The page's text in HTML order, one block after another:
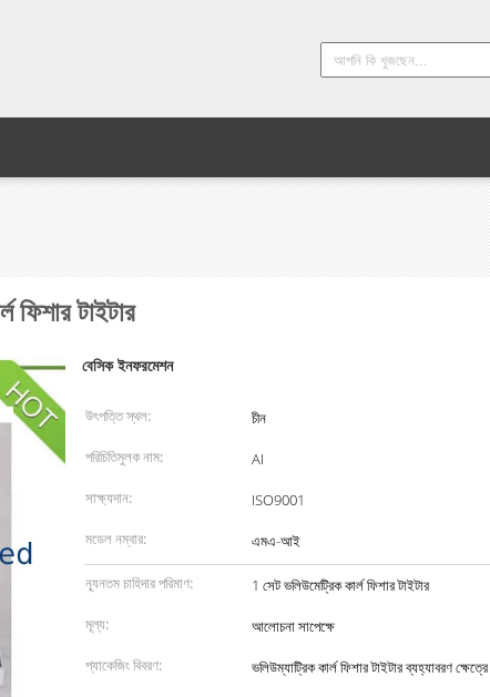
টাইটার
বেসিক ইনফরমেশন
উৎপত্তি স্থল:
চীন
পরিচিতিমুলক নাম:
AI
সাক্ষ্যদান:
ISO9001
মডেল নম্বার:
এমএ-আই
ন্যূনতম চাহিদার পরিমাণ:
1 সেট ভলিউমেট্রিক কার্ল ফিশার টাইটার
মূল্য:
আলোচনা সাপেক্ষে
প্যাকেজিং বিবরণ:
ভলিউম্যাট্রিক কার্ল ফিশার টাইটার ব্যহ্যাবরণ